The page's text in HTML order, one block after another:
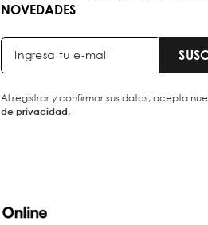
NOVEDADES
Al registrar y confirmar sus datos, acepta
de privacidad.